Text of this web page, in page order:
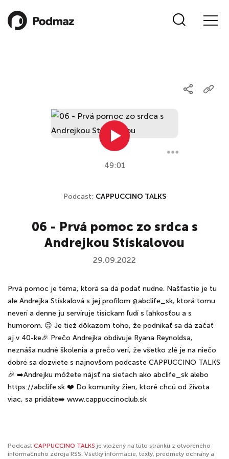
49:01
Podcast: CAPPUCCINO TALKS
06 - Prvá pomoc zo srdca s
Andrejkou Stískalovou
29.09.2022
Prvá pomoc je téma, ktorá sa dá podať nudne. Našťastie je tu
ale Andrejka Stískalová s jej profilom @abclife_sk, ktorá tomu
neverí a denne ju servíruje tisíckam ľudí s ľahkosťou a s
humorom. 😉 Je tiež dôkazom toho, že podnikať sa dá začať
aj v 40-ke🎉 Prečo Andrejka obdivuje Ryana Reynoldsa,
neznáša nudné školenia a prečo verí, že všetko zlé je na niečo
dobré sa dozviete s najnovšom podcaste CAPPUCCINO TALKS
🎉 ➡️Andrejku môžete nájsť na sieťach ako abclife_sk alebo
https://abclife.sk ❤️ Do komunity žien, ktoré chcú od života
viac, sa pridáte➡️ www.cappuccinoclub.sk
Podcast CAPPUCCINO TALKS je vložený na túto stránku z otvoreného
informačného zdroja RSS. Všetky informácie, texty, predmety ochrany a